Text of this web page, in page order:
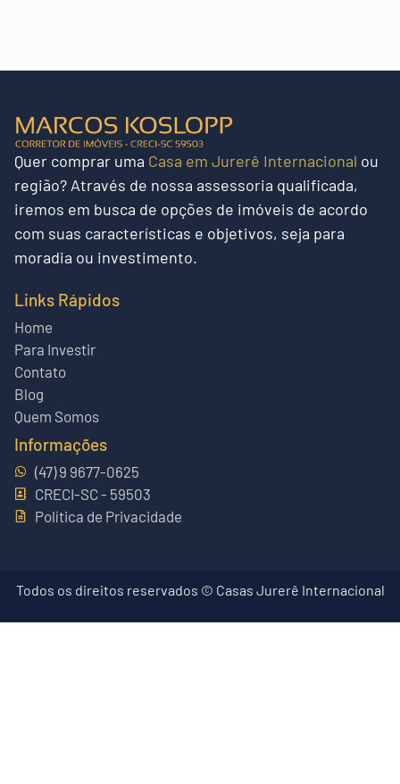
Quer comprar uma Casa em Jurerê Internacional ou
região?Através de nossa assessoria qualificada,
iremos em busca de opções de imóveis de acordo
com suas características e objetivos, seja para
moradia ou investimento.
Links Rápidos
Home
Para Investir
Contato
Blog
Quem Somos
Informações
(47) 9 9677-0625
CRECI-SC - 59503
Política de Privacidade
Todos os direitos reservados © Casas Jurerê Internacional